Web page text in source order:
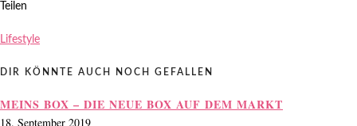
Teilen
Lifestyle
DIR KÖNNTE AUCH NOCH GEFALLEN
MEINS BOX – DIE NEUE BOX AUF DEM MARKT
18. September 2019